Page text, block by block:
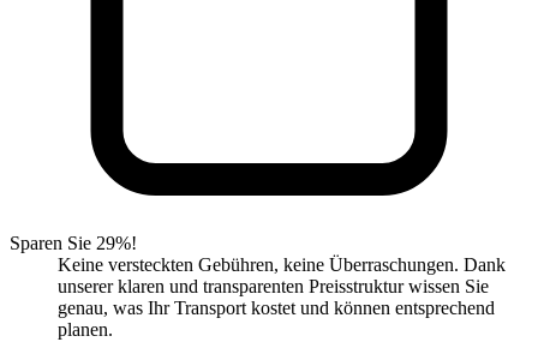
Sparen Sie 29%!
Keine versteckten Gebühren, keine Überraschungen. Dank
unserer klaren und transparenten Preisstruktur wissen Sie
genau, was Ihr Transport kostet und können entsprechend
planen.